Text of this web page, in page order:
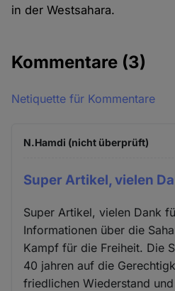
in der Westsahara.
Kommentare (3)
Netiquette für Kommentare
N.Hamdi (nicht überprüft)
Super Artikel, vielen
Super Artikel, vielen Dank
Informationen über die
Kampf für die Freiheit. Die
40 jahren auf die
friedlichen Wiederstand